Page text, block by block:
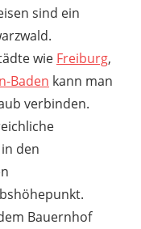
sind ein
wie Freiburg,
Baden kann man
verbinden.
den
Bauernhof